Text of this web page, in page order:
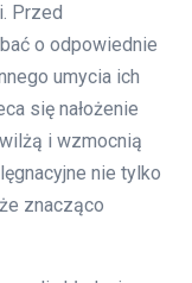
Przed
o odpowiednie
umycia ich
się nałożenie
i wzmocnią
nie tylko
znacząco